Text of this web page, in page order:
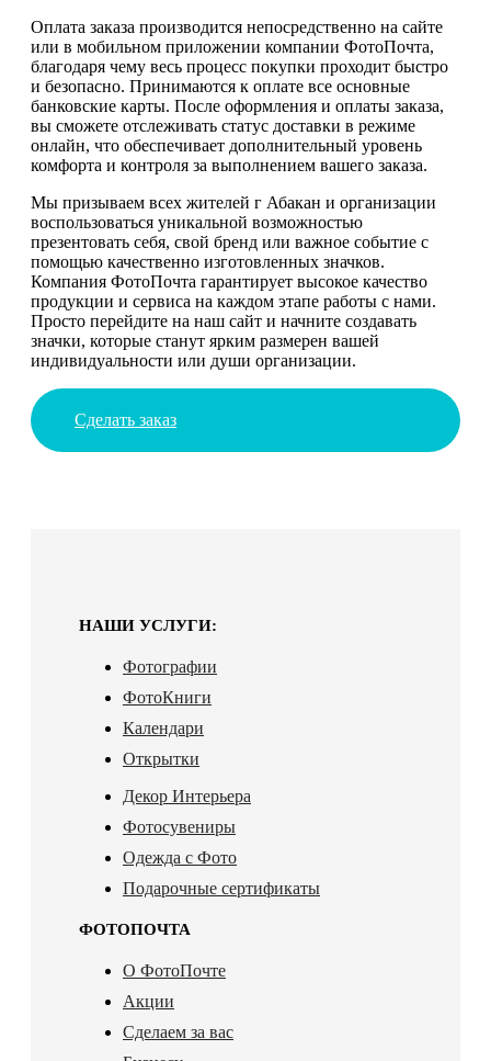
Оплата заказа производится непосредственно на сайте
или в мобильном приложении компании ФотоПочта,
благодаря чему весь процесс покупки проходит быстро
и безопасно. Принимаются к оплате все основные
банковские карты. После оформления и оплаты заказа,
вы сможете отслеживать статус доставки в режиме
онлайн, что обеспечивает дополнительный уровень
комфорта и контроля за выполнением вашего заказа.
Мы призываем всех жителей г Абакан и организации
воспользоваться уникальной возможностью
презентовать себя, свой бренд или важное событие с
помощью качественно изготовленных значков.
Компания ФотоПочта гарантирует высокое качество
продукции и сервиса на каждом этапе работы с нами.
Просто перейдите на наш сайт и начните создавать
значки, которые станут ярким размерен вашей
индивидуальности или души организации.
Сделать заказ
НАШИ УСЛУГИ:
Фотографии
ФотоКниги
Календари
Открытки
Декор Интерьера
Фотосувениры
Одежда с Фото
Подарочные сертификаты
ФОТОПОЧТА
О ФотоПочте
Акции
Сделаем за вас